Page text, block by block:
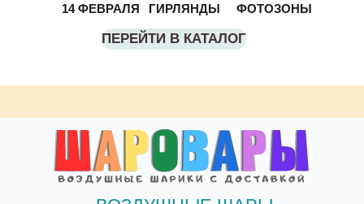
ГИРЛЯНДЫ
ПЕРЕЙТИ В КАТАЛОГ
ФОТОЗОНЫ
14 ФЕВРАЛЯ